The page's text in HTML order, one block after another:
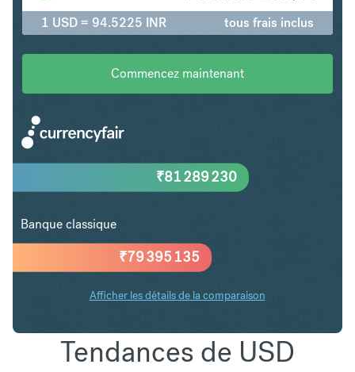
1 USD = 94.5225 INR tous frais inclus
Commencez maintenant
₹79 395 135
₹81 289 230
Banque classique
Afficher les détails de la comparaison
Tendances de USD